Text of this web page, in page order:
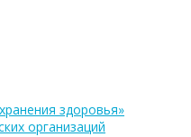
здоровья»
организаций